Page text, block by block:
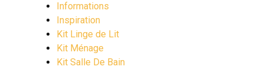
Informations
Inspiration
Kit Linge de Lit
Kit Ménage
Kit Salle De Bain